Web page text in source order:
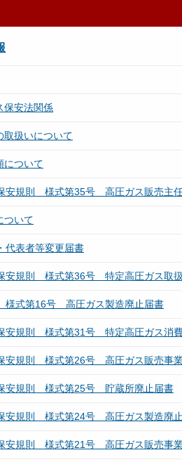
安法関係
取扱いについて
について
安規則 様式第35号 高圧ガス販売主
ついて
表者等変更届書
安規則 様式第36号 特定高圧ガス取
式第16号 高圧ガス製造廃止届書
安規則 様式第31号 特定高圧ガス消
安規則 様式第26号 高圧ガス販売事
安規則 様式第25号 貯蔵所廃止届書
安規則 様式第24号 高圧ガス製造廃
安規則 様式第21号 高圧ガス販売事